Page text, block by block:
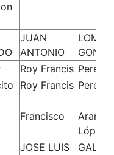
JUAN
ANTONIO
LOMAS
Roy Francis Perez
Roy Francis Perez
Francisco
Aranda
López
JOSE LUIS